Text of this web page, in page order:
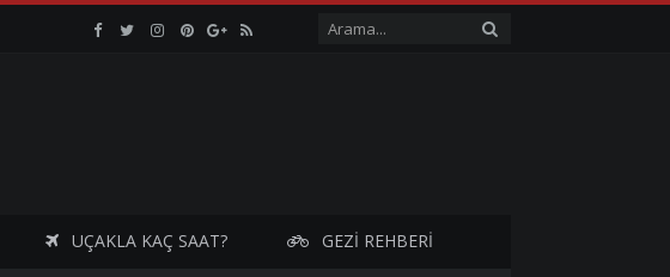
MaldivMaldivMaldivMaldivMaldivMaldiv
UÇAKLA KAÇ SAAT? GEZI REHBERI